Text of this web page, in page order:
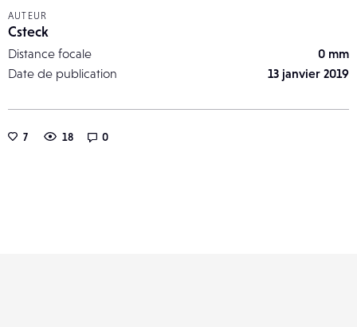
AUTEUR
Csteck
Distance focale
0 mm
Date de publication
13 janvier 2019
7 18 0